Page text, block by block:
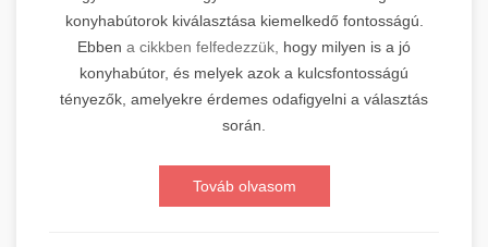
konyhabútorok kiválasztása kiemelkedő fontosságú.
Ebben a cikkben felfedezzük, hogy milyen is a jó
konyhabútor, és melyek azok a kulcsfontosságú
tényezők, amelyekre érdemes odafigyelni a választás
során.
Továb olvasom